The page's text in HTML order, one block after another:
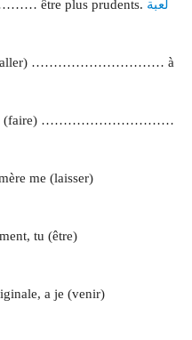
être plus prudents. لعبة
(aller) ………………………… à
je (faire) …………………………
me (laisser)
tu (être)
a je (venir)